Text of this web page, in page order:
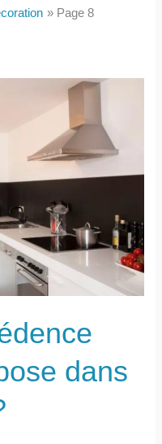
Page 8
dans